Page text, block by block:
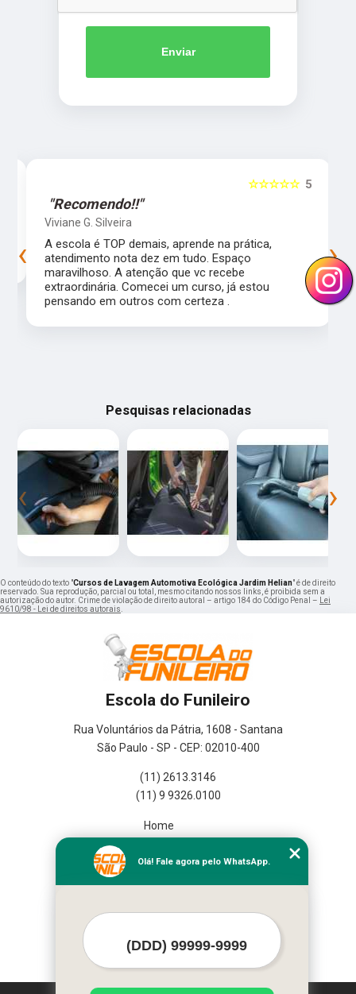
Enviar
5
☆☆☆☆☆
"Recomendo!!"
Viviane G. Silveira
A escola é TOP demais, aprende na prática,
atendimento nota dez em tudo. Espaço
maravilhoso. A atenção que vc recebe
extraordinária. Comecei um curso, já estou
pensando em outros com certeza .
‹ ›
Pesquisas relacionadas
‹ ›
O conteúdo do texto "Cursos de Lavagem Automotiva Ecológica Jardim Helian" é de direito
reservado. Sua reprodução, parcial ou total, mesmo citando nossos links, é proibida sem a
autorização do autor. Crime de violação de direito autoral – artigo 184 do Código Penal –
Lei
9610/98 - Lei de direitos autorais
Escola do Funileiro
Rua Voluntários da Pátria, 1608 - Santana
São Paulo - SP - CEP: 02010-400
(11) 2613.3146
(11) 9 9326.0100
Home
Missão
Mapa do site
Olá! Fale agora pelo WhatsApp.